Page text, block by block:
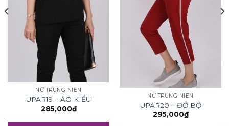
NỮ TRUNG NIÊN
UPAR19 – ÁO KIỂU
285,000₫
NỮ TRUNG NIÊN
UPAR20 – ĐỒ BỘ
295,000₫